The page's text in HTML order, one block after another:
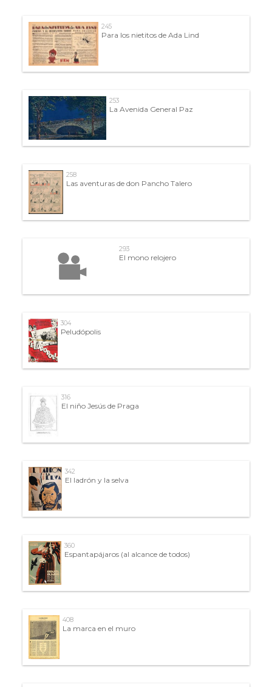
245
Para los nietitos de Ada Lind
253
La Avenida General Paz
258
Las aventuras de don Pancho Talero
293
El mono relojero
304
Peludópolis
316
El niño Jesús de Praga
342
El ladrón y la selva
360
Espantapájaros (al alcance de todos)
408
La marca en el muro